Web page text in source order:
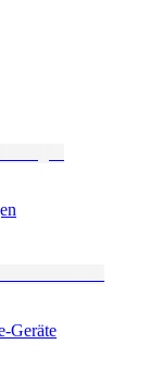
Geräte